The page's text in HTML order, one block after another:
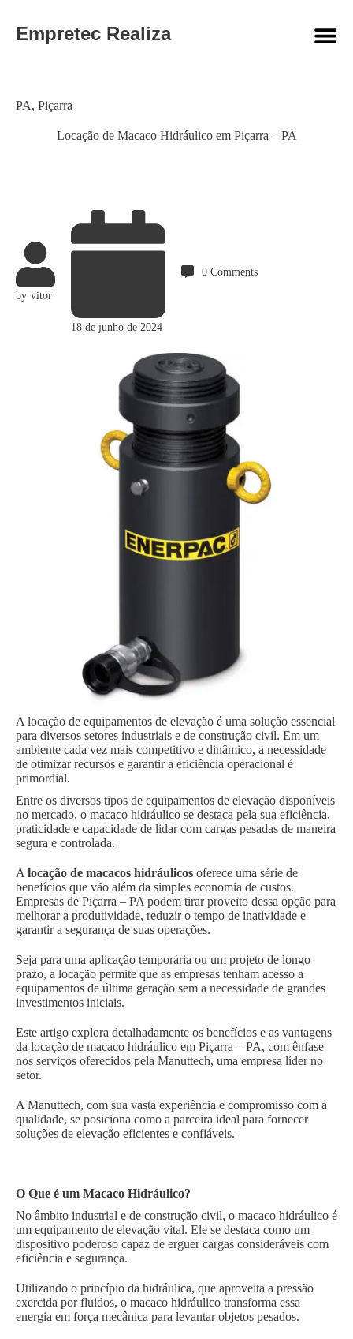
Empretec Realiza
Locação de Macaco Hidráulico em Piçarra – PA
Category
PA, Piçarra
by vitor
18 de junho de 2024
0 Comments
A locação de equipamentos de elevação é uma solução essencial
para diversos setores industriais e de construção civil. Em um
ambiente cada vez mais competitivo e dinâmico, a necessidade
de otimizar recursos e garantir a eficiência operacional é
primordial.
Entre os diversos tipos de equipamentos de elevação disponíveis
no mercado, o macaco hidráulico se destaca pela sua eficiência,
praticidade e capacidade de lidar com cargas pesadas de maneira
segura e controlada.
A locação de macacos hidráulicos oferece uma série de
benefícios que vão além da simples economia de custos.
Empresas de Piçarra – PA podem tirar proveito dessa opção para
melhorar a produtividade, reduzir o tempo de inatividade e
garantir a segurança de suas operações.
Seja para uma aplicação temporária ou um projeto de longo
prazo, a locação permite que as empresas tenham acesso a
equipamentos de última geração sem a necessidade de grandes
investimentos iniciais.
Este artigo explora detalhadamente os benefícios e as vantagens
da locação de macaco hidráulico em Piçarra – PA, com ênfase
nos serviços oferecidos pela Manuttech, uma empresa líder no
setor.
A Manuttech, com sua vasta experiência e compromisso com a
qualidade, se posiciona como a parceira ideal para fornecer
soluções de elevação eficientes e confiáveis.
O Que é um Macaco Hidráulico?
No âmbito industrial e de construção civil, o macaco hidráulico é
um equipamento de elevação vital. Ele se destaca como um
dispositivo poderoso capaz de erguer cargas consideráveis com
eficiência e segurança.
Utilizando o princípio da hidráulica, que aproveita a pressão
exercida por fluidos, o macaco hidráulico transforma essa
energia em força mecânica para levantar objetos pesados.